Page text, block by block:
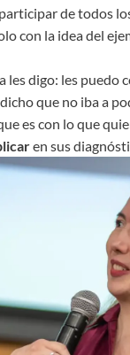
de todos
con la idea del
les digo: les puedo
que no iba a
es con lo que
en sus